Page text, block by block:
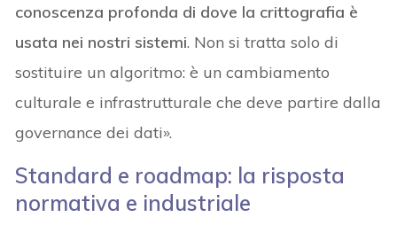
conoscenza profonda di dove la crittografia è
usata nei nostri sistemi. Non si tratta solo di
sostituire un algoritmo: è un cambiamento
culturale e infrastrutturale che deve partire dalla
governance dei dati».
Standard e roadmap: la risposta
normativa e industriale